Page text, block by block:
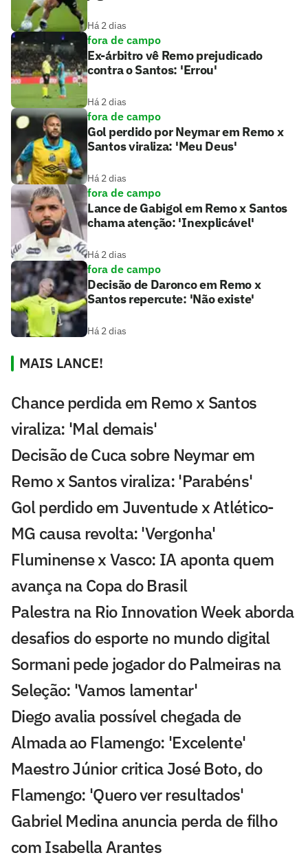
Há 2 dias
fora de campo
Ex-árbitro vê Remo prejudicado
contra o Santos: 'Errou'
Há 2 dias
fora de campo
Gol perdido por Neymar em Remo x
Santos viraliza: 'Meu Deus'
Há 2 dias
fora de campo
Lance de Gabigol em Remo x Santos
chama atenção: 'Inexplicável'
Há 2 dias
fora de campo
Decisão de Daronco em Remo x
Santos repercute: 'Não existe'
Há 2 dias
MAIS LANCE!
Chance perdida em Remo x Santos
viraliza: 'Mal demais'
Decisão de Cuca sobre Neymar em
Remo x Santos viraliza: 'Parabéns'
Gol perdido em Juventude x Atlético-
MG causa revolta: 'Vergonha'
Fluminense x Vasco: IA aponta quem
avança na Copa do Brasil
Palestra na Rio Innovation Week aborda
desafios do esporte no mundo digital
Sormani pede jogador do Palmeiras na
Seleção: 'Vamos lamentar'
Diego avalia possível chegada de
Almada ao Flamengo: 'Excelente'
Maestro Júnior critica José Boto, do
Flamengo: 'Quero ver resultados'
Gabriel Medina anuncia perda de filho
com Isabella Arantes